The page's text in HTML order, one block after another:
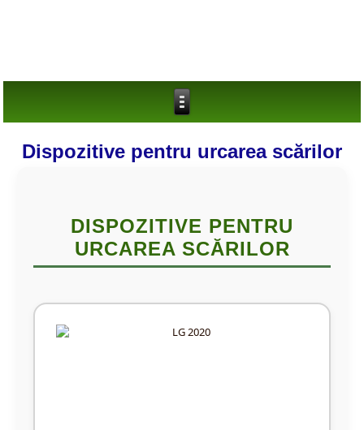
Dispozitive pentru urcarea scărilor
DISPOZITIVE PENTRU
URCAREA SCĂRILOR